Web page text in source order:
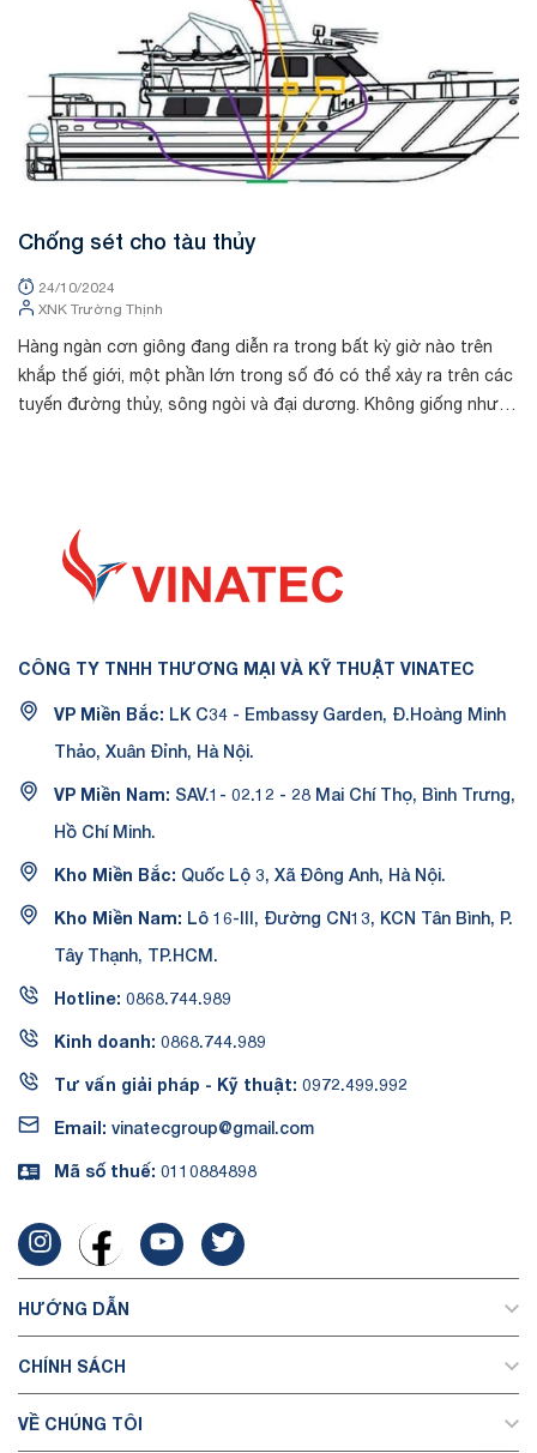
Chống sét cho tàu thủy
24/10/2024
XNK Trường Thịnh
Hàng ngàn cơn giông đang diễn ra trong bất kỳ giờ nào trên
khắp thế giới, một phần lớn trong số đó có thể xảy ra trên các
tuyến đường thủy, sông ngòi và đại dương. Không giống như
CÔNG TY TNHH THƯƠNG MẠI VÀ KỸ THUẬT VINATEC
VP Miền Bắc: LK C34 - Embassy Garden, Đ.Hoàng Minh
Thảo, Xuân Đỉnh, Hà Nội.
VP Miền Nam: SAV.1- 02.12 - 28 Mai Chí Thọ, Bình Trưng,
Hồ Chí Minh.
Kho Miền Bắc: Quốc Lộ 3, Xã Đông Anh, Hà Nội.
Kho Miền Nam: Lô 16-III, Đường CN13, KCN Tân Bình, P.
Tây Thạnh, TP.HCM.
Hotline: 0868.744.989
Kinh doanh: 0868.744.989
Tư vấn giải pháp - Kỹ thuật: 0972.499.992
Email: vinatecgroup@gmail.com
Mã số thuế: 0110884898
HƯỚNG DẪN
CHÍNH SÁCH
VỀ CHÚNG TÔI